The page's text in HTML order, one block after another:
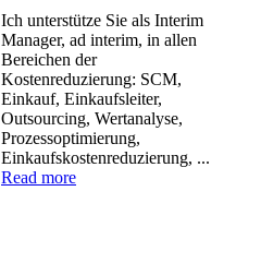
Ich unterstütze Sie als Interim
Manager, ad interim, in allen
Bereichen der
Kostenreduzierung: SCM,
Einkauf, Einkaufsleiter,
Outsourcing, Wertanalyse,
Prozessoptimierung,
Einkaufskostenreduzierung, ...
Read more